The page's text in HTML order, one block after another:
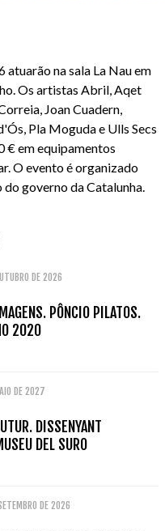
na sala La Nau em
Os artistas Abril, Aqet
Joan Cuadern,
Pla Moguda e Ulls Secs
€ em equipamentos
O evento é organizado
governo da Catalunha.
DE 2026
PÔNCIO PILATOS.
2020
DE 2027
DISSENYANT
DEL SURO
DE 2026